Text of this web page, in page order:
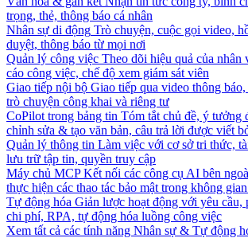
trọng, thẻ, thông báo cá nhân
Nhân sự di động Trò chuyện, cuộc gọi video,
duyệt, thông báo từ mọi nơi
Quản lý công việc Theo dõi hiệu quả của
cáo công việc, chế độ xem giám sát viên
Giao tiếp nội bộ Giao tiếp qua video thông
trò chuyện công khai và riêng tư
CoPilot trong bảng tin Tóm tắt chủ đề, ý tưởng
chỉnh sửa & tạo văn bản, câu trả lời được viết
Quản lý thông tin Làm việc với cơ sở tri thức,
lưu trữ tập tin, quyền truy cập
Máy chủ MCP Kết nối các công cụ AI bên
thực hiện các thao tác bảo mật trong không
Tự động hóa Giản lược hoạt động với yêu cầu,
chi phí, RPA, tự động hóa luồng công việc
Xem tất cả các tính năng Nhân sự & Tự động